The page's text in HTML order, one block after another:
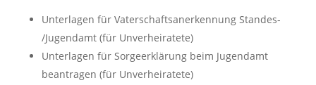
Unterlagen für Vaterschaftsanerkennung Standes-
/Jugendamt (für Unverheiratete)
Unterlagen für Sorgeerklärung beim Jugendamt
beantragen (für Unverheiratete)